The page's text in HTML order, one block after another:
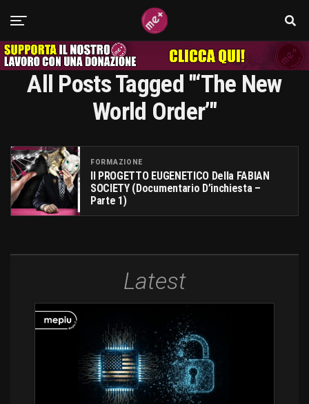
All Posts Tagged "‘The New
World Order’"
FORMAZIONE
Il PROGETTO EUGENETICO Della FABIAN
SOCIETY (Documentario D’inchiesta –
Parte 1)
Latest